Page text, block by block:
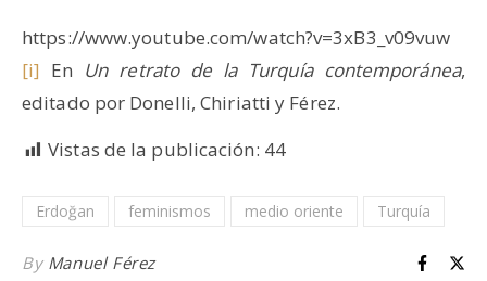
https://www.youtube.com/watch?v=3xB3_v09vuw
[i] En Un retrato de la Turquía contemporánea,
editado por Donelli, Chiriatti y Férez.
Vistas de la publicación: 44
Erdoğan feminismos medio oriente Turquía
By Manuel Férez